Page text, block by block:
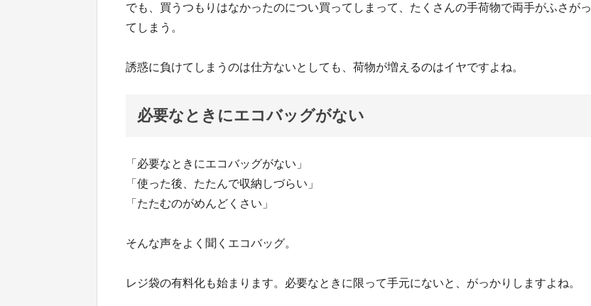
でも、買うつもりはなかったのについ買ってしまって、たくさんの手荷物で両手がふさがっ
てしまう。
誘惑に負けてしまうのは仕方ないとしても、荷物が増えるのはイヤですよね。
必要なときにエコバッグがない
「必要なときにエコバッグがない」
「使った後、たたんで収納しづらい」
「たたむのがめんどくさい」
そんな声をよく聞くエコバッグ。
レジ袋の有料化も始まります。必要なときに限って手元にないと、がっかりしますよね。